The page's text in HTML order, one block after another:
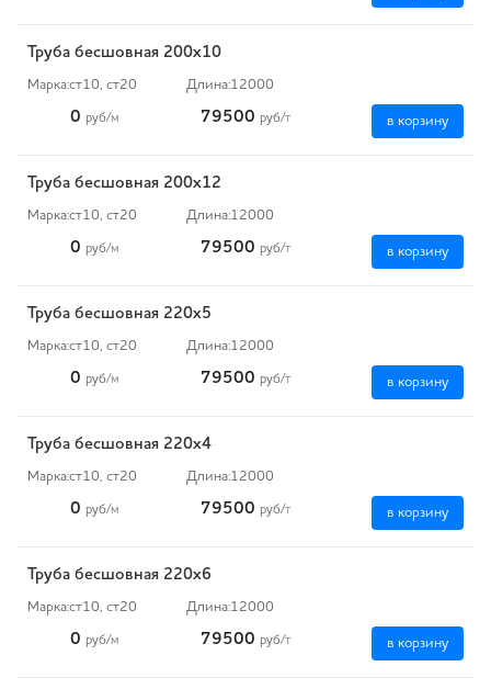
Труба бесшовная 200х10
Марка:ст10, ст20 Длина:12000
0 руб/м 79500 руб/т в корзину
Труба бесшовная 200х12
Марка:ст10, ст20 Длина:12000
0 руб/м 79500 руб/т в корзину
Труба бесшовная 220х5
Марка:ст10, ст20 Длина:12000
0 руб/м 79500 руб/т в корзину
Труба бесшовная 220х4
Марка:ст10, ст20 Длина:12000
0 руб/м 79500 руб/т в корзину
Труба бесшовная 220х6
Марка:ст10, ст20 Длина:12000
0 руб/м 79500 руб/т в корзину